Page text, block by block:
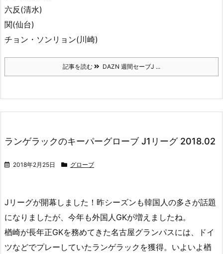
六反(清水)
関(仙台)
チョン・ソンリョン(川崎)
記事を読む DAZN 週間セーブJ ...
ランゲラックのキーパーグローブ J1リーグ 2018.02
2018年2月25日 グローブ
Jリーグが開幕しました！昨シーズンも韓国人の多さが話題
になりましたが、今年も外国人GKが増えましたね。
楢崎が長年正GKを務めてきた名古屋グランパスには、ドイ
ツなどでプレーしていたランゲラックを獲得。いよいよ楢